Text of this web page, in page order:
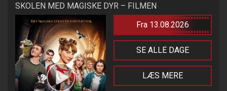
SKOLEN MED MAGISKE DYR – FILMEN
Fra 13.08.2026
SE ALLE DAGE
LÆS MERE